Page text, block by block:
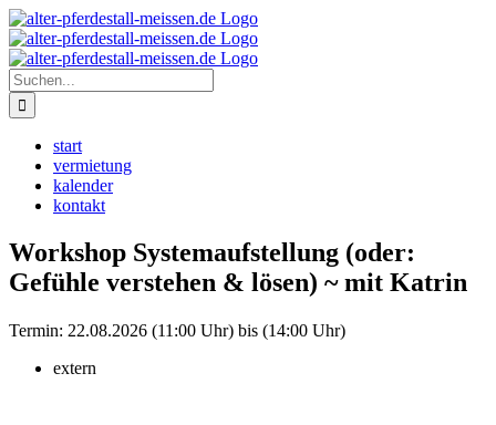
Zum
Inhalt
springen
Instagram
Suche
nach:
start
vermietung
kalender
kontakt
Workshop Systemaufstellung (oder:
Gefühle verstehen & lösen) ~ mit Katrin
Termin: 22.08.2026 (11:00 Uhr) bis (14:00 Uhr)
extern